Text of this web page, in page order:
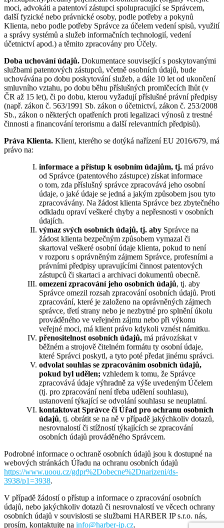
moci, advokáti a patentoví zástupci spolupracující se Správcem,
další fyzické nebo právnické osoby, podle potřeby a pokynů
Klienta, nebo podle potřeby Správce za účelem vedení spisů, využití
a správy systémů a služeb informačních technologií, vedení
účetnictví apod.) a těmito zpracovány pro Účely.
Doba uchování údajů. Dokumentace související s poskytovanými
službami patentových zástupců, včetně osobních údajů, bude
uchovávána po dobu poskytování služeb, a dále 10 let od ukončení
smluvního vztahu, po dobu běhu příslušných promlčecích lhůt (v
ČR až 15 let), či po dobu, kterou vyžadují příslušné právní předpisy
(např. zákon č. 563/1991 Sb. zákon o účetnictví, zákon č. 253/2008
Sb., zákon o některých opatřeních proti legalizaci výnosů z trestné
činnosti a financování terorismu a další relevantních předpisů).
Práva Klienta. Klient, kterého se dotýká nařízení EU 2016/679, má
právo na:
informace a přístup k osobním údajům, tj. má právo
od Správce (patentového zástupce) získat informace
o tom, zda příslušný správce zpracovává jeho osobní
údaje, o jaké údaje se jedná a jakým způsobem jsou tyto
zpracovávány. Na žádost klienta Správce bez zbytečného
odkladu opraví veškeré chyby a nepřesnosti v osobních
údajích.
výmaz svých osobních údajů, tj. aby Správce na
žádost klienta bezpečným způsobem vymazal či
skartoval veškeré osobní údaje klienta, pokud to není
v rozporu s oprávněným zájmem Správce, profesními a
právními předpisy upravujícími činnost patentových
zástupců či skartaci a archivaci dokumentů obecně.
omezenízpracování jeho osobních údajů, tj. aby
Správce omezil rozsah zpracování osobních údajů. Proti
zpracování, které je založeno na oprávněných zájmech
správce, třetí strany nebo je nezbytné pro splnění úkolu
prováděného ve veřejném zájmu nebo při výkonu
veřejné moci, má klient právo kdykoli vznést námitku.
přenositelnost osobních údajů, má právozískat v
běžném a strojově čitelném formátu ty osobní údaje,
které Správci poskytl, a tyto poté předat jinému správci.
odvolat souhlas se zpracováním osobních údajů,
pokud byl udělen; vzhledem k tomu, že Správce
zpracovává údaje výhradně za výše uvedeným Účelem
(tj. pro zpracování není třeba udělení souhlasu),
ustanovení týkající se odvolání souhlasu se neuplatní.
kontaktovat Správce či Úřad pro ochranu osobních
údajů, tj. obrátit se na ně v případě jakýchkoliv dotazů,
nesrovnalostí či stížností týkajících se zpracování
osobních údajů prováděného Správcem.
Podrobné informace o ochraně osobních údajů jsou k dostupné na
webových stránkách Úřadu na ochranu osobních údajů
https://www.uoou.cz/gdpr%2Dobecne%2Dnarizeni/ds-
3938/p1=3938.
V případě žádostí o přístup a informace o zpracování osobních
údajů, nebo jakýchkoliv dotazů či nesrovnalostí ve věcech ochrany
osobních údajů v souvislosti se službami HARBER IP s.r.o. nás,
prosím, kontaktujte na info@harber-ip.cz.